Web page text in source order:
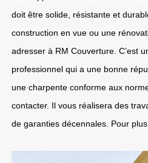
doit être solide, résistante et
construction en vue ou une
adresser à RM Couverture. C’est
professionnel qui a une bonne
une charpente conforme aux
contacter. Il vous réalisera des
de garanties décennales. Pour